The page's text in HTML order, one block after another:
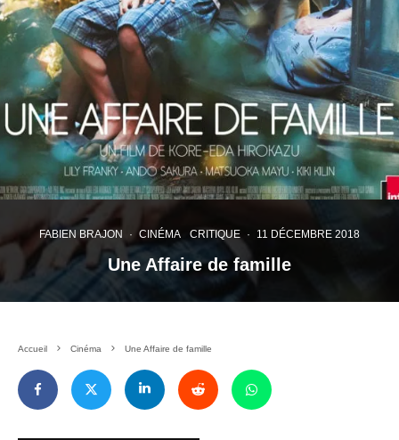
FABIEN BRAJON · CINÉMA CRITIQUE · 11 DÉCEMBRE 2018
Une Affaire de famille
Accueil Cinéma Une Affaire de famille